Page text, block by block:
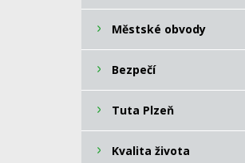
Městské obvody
Bezpečí
Tuta Plzeň
Kvalita života